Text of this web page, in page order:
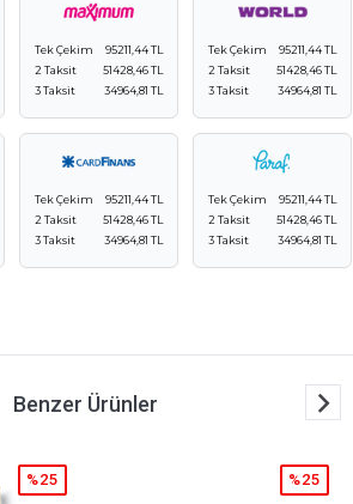
Tek Çekim
95211,44 TL
2 Taksit
51428,46 TL
3 Taksit
34964,81 TL
Tek Çekim
95211,44 TL
2 Taksit
51428,46 TL
3 Taksit
34964,81 TL
Tek Çekim
95211,44 TL
2 Taksit
51428,46 TL
3 Taksit
34964,81 TL
Tek Çekim
95211,44 TL
2 Taksit
51428,46 TL
3 Taksit
34964,81 TL
Benzer Ürünler